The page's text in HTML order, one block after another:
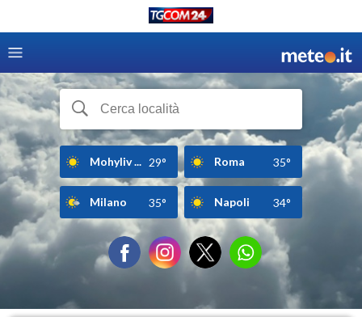
Mohyliv ... 29° Roma 35°
Milano 35° Napoli 34°